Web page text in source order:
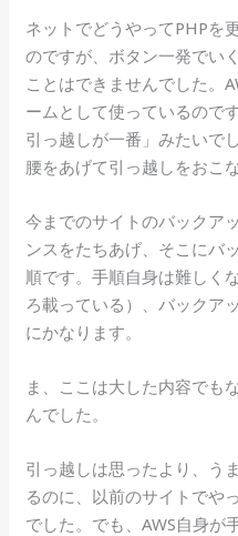
ネットでどうやってPHPを
のですが、ボタン一発でい
ことはできませんでした。
ームとして使っているので
引っ越しが一番」みたいで
腰をあげて引っ越しをおこ
今までのサイトのバックア
ンスをたちあげ、そこにバ
順です。手順自身は難しく
ろ載っている）、バックア
にかなります。
ま、ここは大した内容でも
んでした。
引っ越しは思ったより、う
るのに、以前のサイトでや
でした。でも、AWS自身が